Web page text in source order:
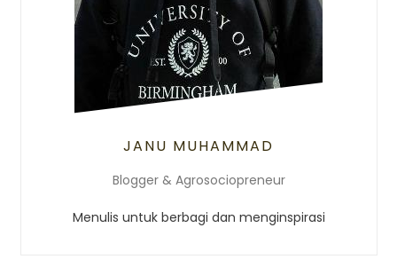
JANU MUHAMMAD
Blogger & Agrosociopreneur
Menulis untuk berbagi dan menginspirasi